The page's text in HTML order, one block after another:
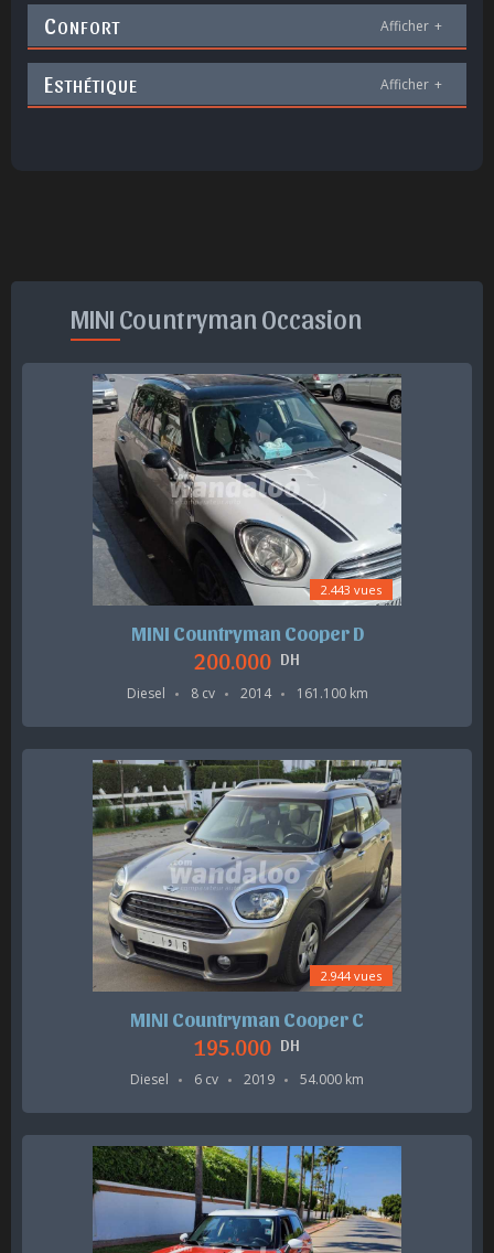
CONFORT Afficher +
ESTHÉTIQUE Afficher +
MINI Countryman Occasion
2.443 vues
MINI Countryman Cooper D
200.000 DH
Diesel 8 cv 2014 161.100 km
2.944 vues
MINI Countryman Cooper C
195.000 DH
Diesel 6 cv 2019 54.000 km